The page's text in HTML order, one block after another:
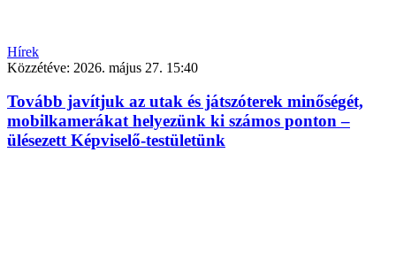
Hírek
Közzétéve: 2026. május 27. 15:40
Tovább javítjuk az utak és játszóterek minőségét,
mobilkamerákat helyezünk ki számos ponton –
ülésezett Képviselő-testületünk